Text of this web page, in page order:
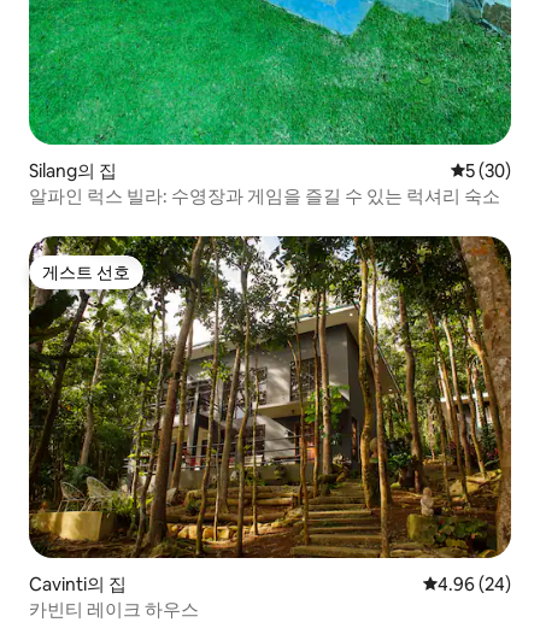
Silang의 집 평점 5점(5
5 (30)
알파인 럭스 빌라: 수영장과 게임을 즐길 수 있는 럭셔리 숙소
게스트 선호
게스트 선호
Cavinti의 집 평점 4.96점(5
4.96 (24)
카빈티 레이크 하우스